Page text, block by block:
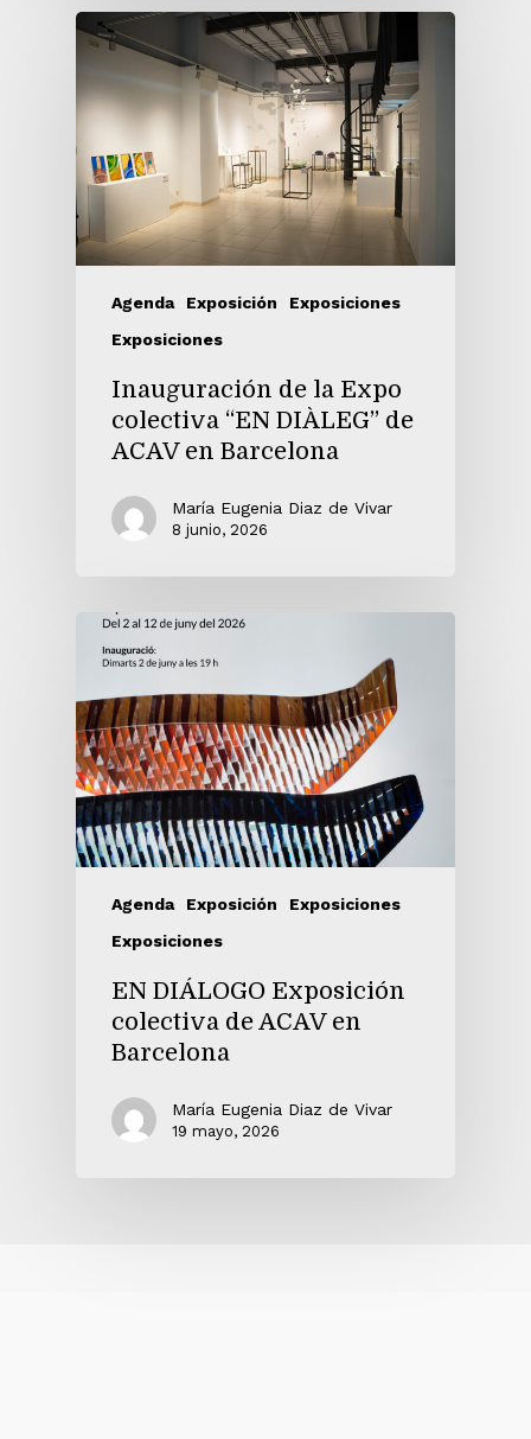
Agenda Exposición
Exposiciones
Exposiciones
Inauguración de la Expo
colectiva “EN DIÀLEG” de
ACAV en Barcelona
María Eugenia Diaz de Vivar
8 junio, 2026
Agenda Exposición
Exposiciones
Exposiciones
EN DIÁLOGO Exposición
colectiva de ACAV en
Barcelona
María Eugenia Diaz de Vivar
19 mayo, 2026